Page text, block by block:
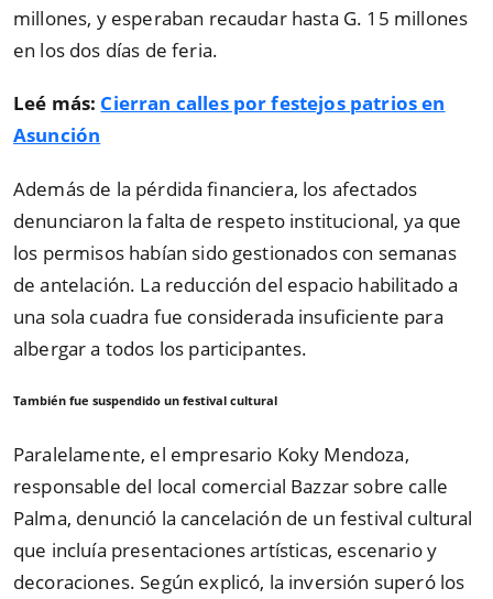
millones, y esperaban recaudar hasta G. 15 millones
en los dos días de feria.
Leé más: Cierran calles por festejos patrios en
Asunción
Además de la pérdida financiera, los afectados
denunciaron la falta de respeto institucional, ya que
los permisos habían sido gestionados con semanas
de antelación. La reducción del espacio habilitado a
una sola cuadra fue considerada insuficiente para
albergar a todos los participantes.
También fue suspendido un festival cultural
Paralelamente, el empresario Koky Mendoza,
responsable del local comercial Bazzar sobre calle
Palma, denunció la cancelación de un festival cultural
que incluía presentaciones artísticas, escenario y
decoraciones. Según explicó, la inversión superó los